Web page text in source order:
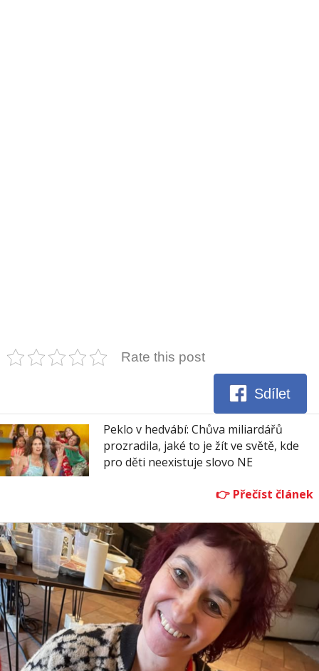
Rate this post
Sdílet
Peklo v hedvábí: Chůva miliardářů
prozradila, jaké to je žít ve světě, kde
pro děti neexistuje slovo NE